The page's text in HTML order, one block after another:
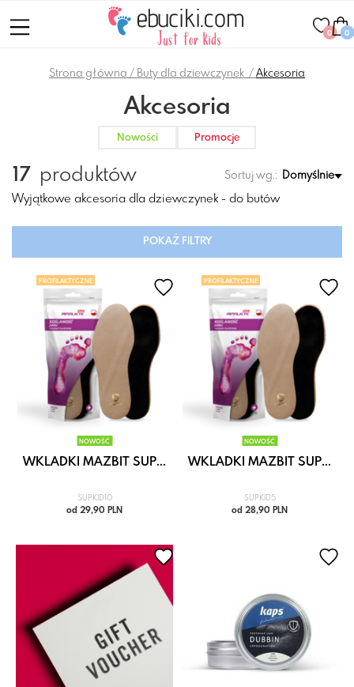
0 0
Strona główna Buty dla dziewczynek Akcesoria
Akcesoria
Nowości Promocje
17 produktów Sortuj wg.: Domyślnie
Wyjątkowe akcesoria dla dziewczynek - do butów
POKAŻ FILTRY
PROFILAKTYCZNE
NOWOŚĆ
WKLADKI MAZBIT SUP...
SUPKID10
od 29,90 PLN
PROFILAKTYCZNE
NOWOŚĆ
WKLADKI MAZBIT SUP...
SUPKID5
od 28,90 PLN